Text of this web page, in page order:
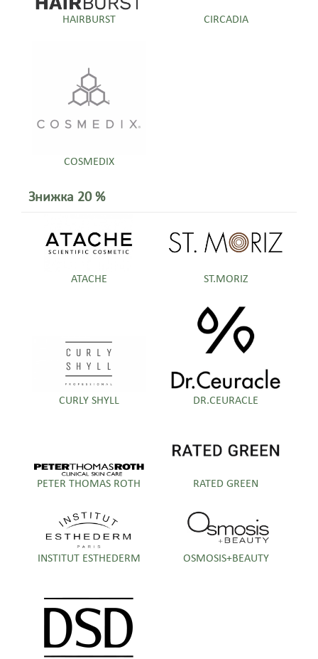
HAIRBURST CIRCADIA
COSMEDIX
Знижка 20 %
ATACHE ST.MORIZ
CURLY SHYLL DR.CEURACLE
PETER THOMAS ROTH RATED GREEN
INSTITUT ESTHEDERM OSMOSIS+BEAUTY